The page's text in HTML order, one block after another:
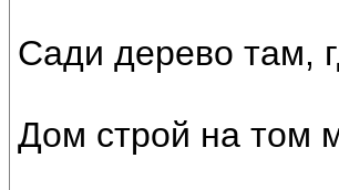
Сади дерево там,
Дом строй на том